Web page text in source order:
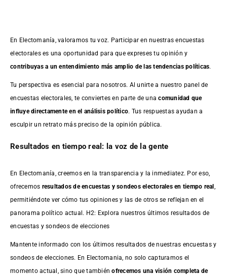
En Electomanía, valoramos tu voz. Participar en nuestras encuestas
electorales es una oportunidad para que expreses tu opinión y
contribuyas a un entendimiento más amplio de las tendencias políticas.
Tu perspectiva es esencial para nosotros. Al unirte a nuestro panel de
encuestas electorales, te conviertes en parte de unacomunidad que
influye directamente en el análisis político. Tus respuestas ayudan a
esculpir un retrato más preciso de la opinión pública.
Resultados en tiempo real: la voz de la gente
En Electomanía, creemos en la transparencia y la inmediatez. Por eso,
ofrecemos resultados deencuestas y sondeos electorales en tiempo real
permitiéndote ver cómo tus opiniones y las de otros se reflejan en el
panorama político actual. H2: Explora nuestros últimos resultados de
encuestas y sondeos de elecciones
Mantente informado con los últimos resultados de nuestras encuestasy
sondeos de elecciones. En Electomania, no solo capturamos el
momento actual, sino que tambiénofrecemos una visión completa de